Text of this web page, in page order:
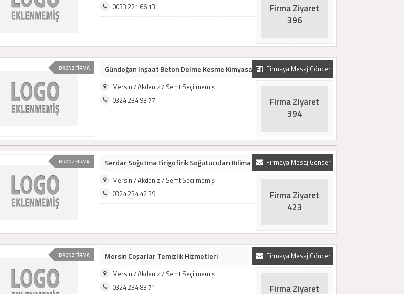
0033 221 66 13
Firma Ziyaret
396
BRONZ FİRMA Firmaya Mesaj Gönder
Gündoğan Inşaat Beton Delme Kesme Kimyasal Filiz
Mersin / Akdeniz / Semt Seçilmemiş
0324 234 93 77
Firma Ziyaret
394
BRONZ FİRMA Firmaya Mesaj Gönder
Serdar Soğutma Firigofirik Soğutucuları Kılima
Mersin / Akdeniz / Semt Seçilmemiş
0324 234 42 39
Firma Ziyaret
423
BRONZ FİRMA Firmaya Mesaj Gönder
Mersin Coşarlar Temizlik Hizmetleri
Mersin / Akdeniz / Semt Seçilmemiş
0324 234 83 71
Firma Ziyaret